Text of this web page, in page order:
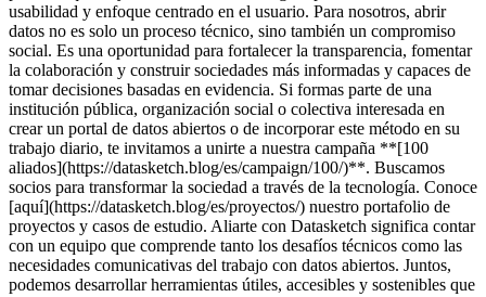
usabilidad y enfoque centrado en el usuario. Para nosotros, abrir
datos no es solo un proceso técnico, sino también un compromiso
social. Es una oportunidad para fortalecer la transparencia, fomentar
la colaboración y construir sociedades más informadas y capaces de
tomar decisiones basadas en evidencia. Si formas parte de una
institución pública, organización social o colectiva interesada en
crear un portal de datos abiertos o de incorporar este método en su
trabajo diario, te invitamos a unirte a nuestra campaña **[100
aliados](https://datasketch.blog/es/campaign/100/)**. Buscamos
socios para transformar la sociedad a través de la tecnología. Conoce
[aquí](https://datasketch.blog/es/proyectos/) nuestro portafolio de
proyectos y casos de estudio. Aliarte con Datasketch significa contar
con un equipo que comprende tanto los desafíos técnicos como las
necesidades comunicativas del trabajo con datos abiertos. Juntos,
podemos desarrollar herramientas útiles, accesibles y sostenibles que